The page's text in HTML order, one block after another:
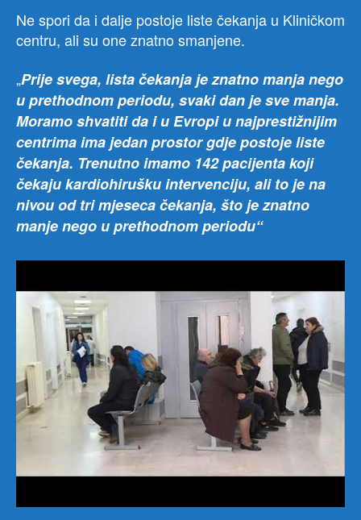
Ne spori da i dalje postoje liste čekanja u Kliničkom
centru, ali su one znatno smanjene.
„Prije svega, lista čekanja je znatno manja nego
u prethodnom periodu, svaki dan je sve manja.
Moramo shvatiti da i u Evropi u najprestižnijim
centrima ima jedan prostor gdje postoje liste
čekanja. Trenutno imamo 142 pacijenta koji
čekaju kardiohirušku intervenciju, ali to je na
nivou od tri mjeseca čekanja, što je znatno
manje nego u prethodnom periodu“